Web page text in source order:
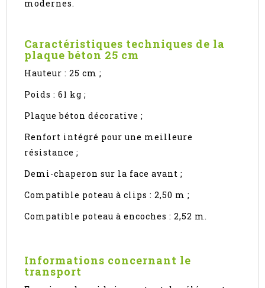
modernes.
Caractéristiques techniques de la
plaque béton 25 cm
Hauteur : 25 cm ;
Poids : 61 kg ;
Plaque béton décorative ;
Renfort intégré pour une meilleure
résistance ;
Demi-chaperon sur la face avant ;
Compatible poteau à clips : 2,50 m ;
Compatible poteau à encoches : 2,52 m.
Informations concernant le
transport